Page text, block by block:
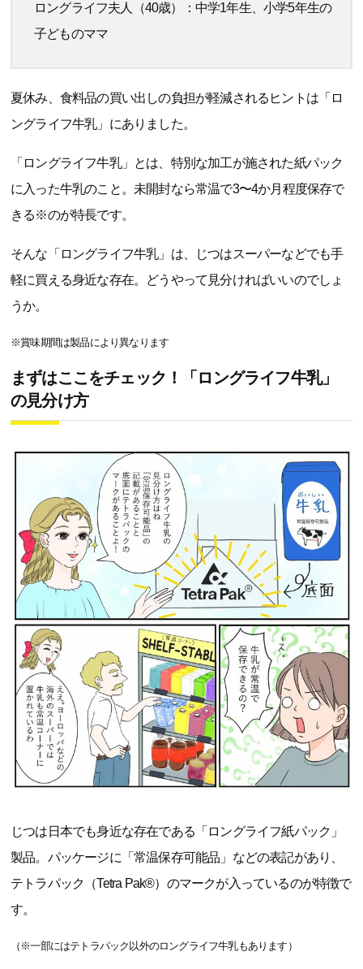
ロングライフ夫人（40歳）：中学1年生、小学5年生の
子どものママ
夏休み、食料品の買い出しの負担が軽減されるヒントは「ロ
ングライフ牛乳」にありました。
「ロングライフ牛乳」とは、特別な加工が施された紙パック
に入った牛乳のこと。未開封なら常温で3〜4か月程度保存で
きる※のが特長です。
そんな「ロングライフ牛乳」は、じつはスーパーなどでも手
軽に買える身近な存在。どうやって見分ければいいのでしょ
うか。
※賞味期間は製品により異なります
まずはここをチェック！「ロングライフ牛乳」
の見分け方
じつは日本でも身近な存在である「ロングライフ紙パック」
製品。パッケージに「常温保存可能品」などの表記があり、
テトラパック（Tetra Pak®）のマークが入っているのが特徴で
す。
（※一部にはテトラパック以外のロングライフ牛乳もあります）